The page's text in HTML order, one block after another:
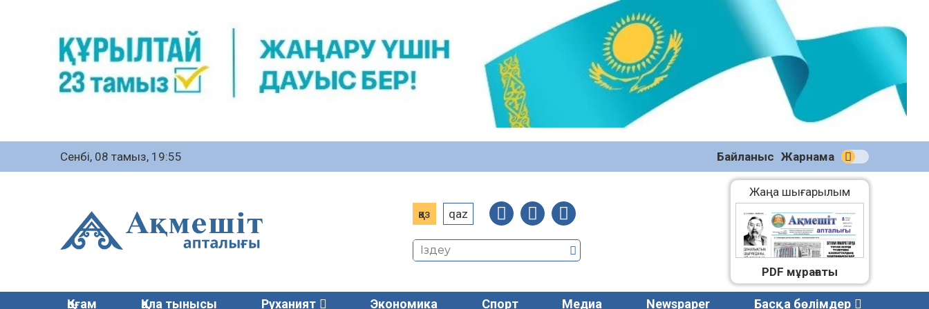
Сенбі, 08 тамыз, 19:55 Байланыс Жарнама
қаз qaz
Жаңа шығарылым
(2271)
08.08.2026
PDF мұрағаты
Қоғам Қала тынысы Руханият Экономика Спорт Медиа Newspaper Басқа бөлімдер